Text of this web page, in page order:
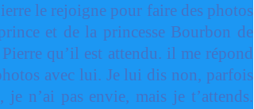
le rejoigne pour faire des photos
et de la princesse Bourbon de
qu’il est attendu. il me répond
avec lui. Je lui dis non, parfois
n’ai pas envie, mais je t’attends.